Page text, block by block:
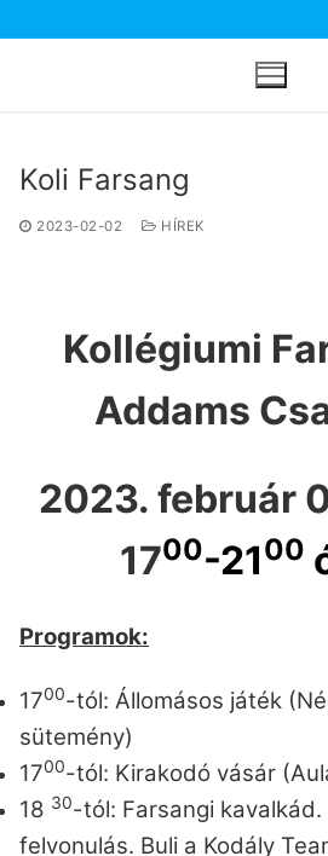
a
Koli Farsang
2023-02-02 HÍREK
Kollégiumi
Addams
2023. február
1700-2100
Programok:
1700-tól: Állomásos játék
sütemény)
1700-tól: Kirakodó vásár
18 30-tól: Farsangi kavalkád.
felvonulás. Buli a Kodály